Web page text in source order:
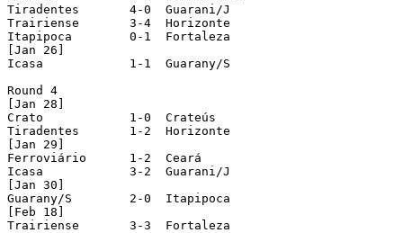
Tiradentes 	 4-0  Guarani/J				  (played in Horizonte)
Trairiense 	 3-4  Horizonte
Itapipoca 	 0-1  Fortaleza
[Jan 26]
Icasa 		 1-1  Guarany/S
Round 4
[Jan 28]
Crato 		 1-0  Crateús
Tiradentes 	 1-2  Horizonte
[Jan 29]
Ferroviário 	 1-2  Ceará
Icasa 		 3-2  Guarani/J
[Jan 30]
Guarany/S 	 2-0  Itapipoca
[Feb 18]
Trairiense 	 3-3  Fortaleza				  (played in Horizonte)